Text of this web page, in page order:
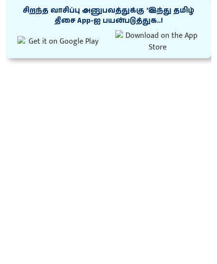
சிறந்த வாசிப்பு அனுபவத்துக்கு ‘இந்து தமிழ்
திசை App-ஐ பயன்படுத்துக..!